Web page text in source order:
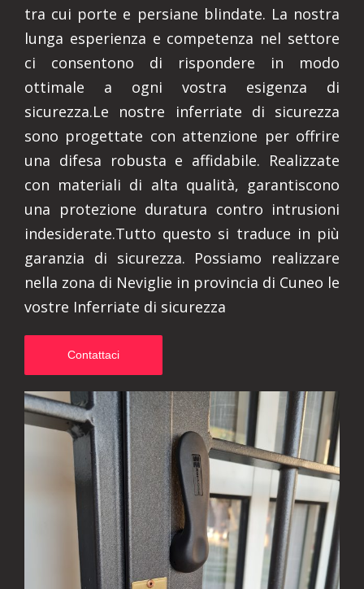
tra cui porte e persiane blindate. La nostra
lunga esperienza e competenza nel settore
ci consentono di rispondere in modo
ottimale a ogni vostra esigenza di
sicurezza.Le nostre inferriate di sicurezza
sono progettate con attenzione per offrire
una difesa robusta e affidabile. Realizzate
con materiali di alta qualità, garantiscono
una protezione duratura contro intrusioni
indesiderate.Tutto questo si traduce in più
garanzia di sicurezza. Possiamo realizzare
nella zona di Neviglie in provincia di Cuneo le
vostre Inferriate di sicurezza
Contattaci